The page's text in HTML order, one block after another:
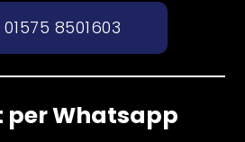
01575 8501603
per Whatsapp